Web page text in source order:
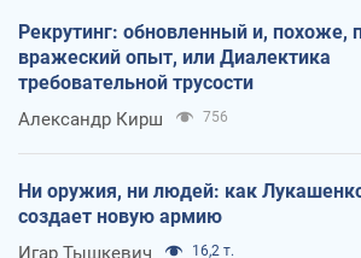
Рекрутинг: обновленный и, похоже,
вражеский опыт, или Диалектика
требовательной трусости
Александр Кирш 756
Ни оружия, ни людей: как
создает новую армию
Игар Тышкевич 16,2 т.